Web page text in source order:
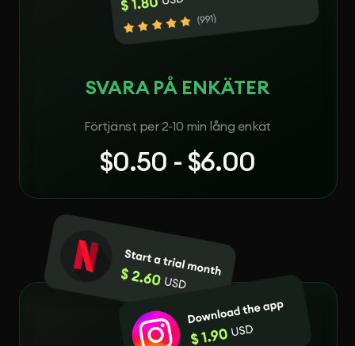
SVARA PÅ ENKÄTER
Förtjänst per 2-10 min lång enkät
$0.50 - $6.00